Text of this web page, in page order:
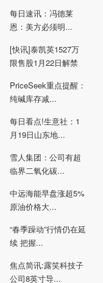
每日速讯：冯德莱
恩：美方必须明...
[快讯]泰凯英1527万
限售股1月22日解禁
PriceSeek重点提醒：
纯碱库存减...
每日看点!生意社：1
月19日山东地...
雪人集团：公司有超
临界二氧化碳...
中远海能早盘涨超5%
原油价格大...
“春季躁动”行情仍在延
续 把握...
焦点简讯:露笑科技子
公司8英寸导...